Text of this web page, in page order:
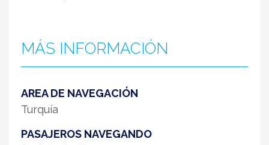
MÁS INFORMACIÓN
AREA DE NAVEGACIÓN
Turquía
PASAJEROS NAVEGANDO